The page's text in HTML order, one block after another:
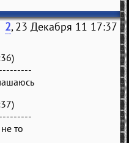
2, 23 Декабря 11 17:37
то